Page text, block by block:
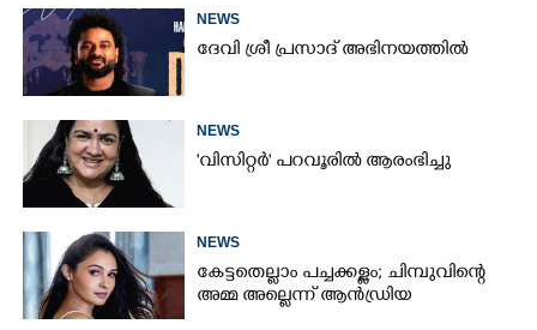
NEWS
ദേവി ശ്രീ പ്രസാദ് അഭിനയത്തിൽ
NEWS
'വിസിറ്റർ' പറവൂരിൽ ആരംഭിച്ചു
NEWS
കേട്ടതെല്ലാം പച്ചക്കള്ളം; ചിമ്പുവിന്റെ
അമ്മ അല്ലെന്ന് ആൻഡ്രിയ